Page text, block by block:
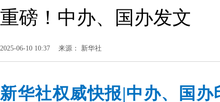
重磅！中办、国办发文
2025-06-10 10:37 来源： 新华社
新华社权威快报|中办、国办